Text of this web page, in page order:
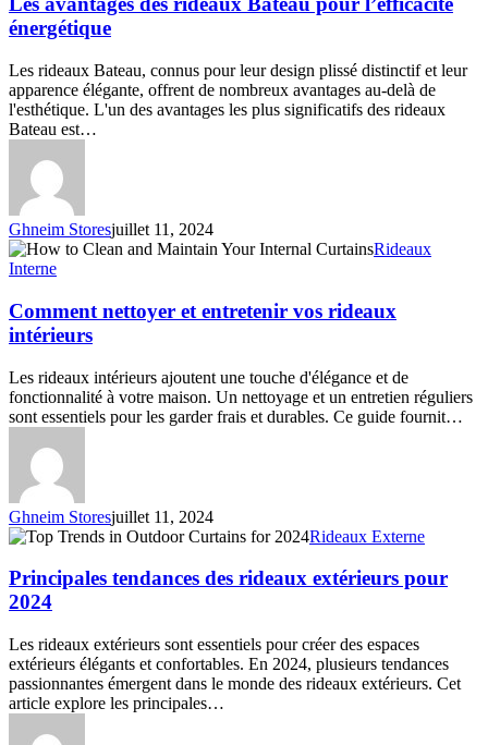
Bateau
pour
énergétique
énergétique
Les rideaux Bateau, connus pour leur design plissé distinctif et leur
apparence élégante, offrent de nombreux avantages au-delà de
l'esthétique. L'un des avantages les plus significatifs des rideaux
Bateau est…
Ghneim Storesjuillet 11, 2024
Comment
nettoyer
entretenir
vos
rideaux
Rideaux
Interne
Comment nettoyer et entretenir vos rideaux
intérieurs
Les rideaux intérieurs ajoutent une touche d'élégance et de
fonctionnalité à votre maison. Un nettoyage et un entretien réguliers
sont essentiels pour les garder frais et durables. Ce guide fournit…
Ghneim Storesjuillet 11, 2024
Principales
des
rideaux
extérieurs
2024
Rideaux Externe
Principales tendances des rideaux extérieurs pour
2024
Les rideaux extérieurs sont essentiels pour créer des espaces
extérieurs élégants et confortables. En 2024, plusieurs tendances
passionnantes émergent dans le monde des rideaux extérieurs. Cet
article explore les principales…